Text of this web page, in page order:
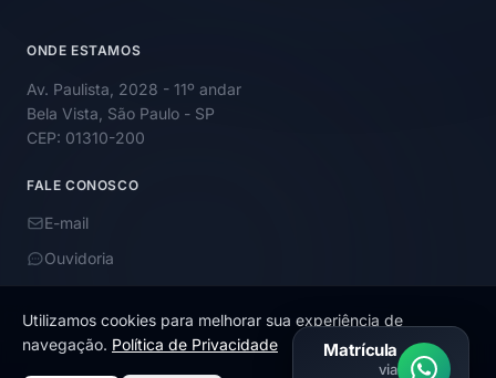
ONDE ESTAMOS
Av. Paulista, 2028 - 11º andar
Bela Vista, São Paulo - SP
CEP: 01310-200
FALE CONOSCO
E-mail
Ouvidoria
Matrícula
via
Utilizamos cookies para melhorar sua experiência de
navegação. Política de Privacidade